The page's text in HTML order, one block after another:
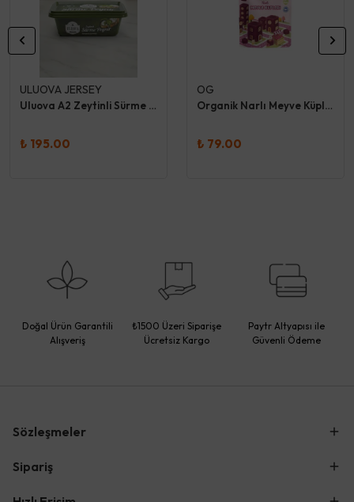
ULUOVA JERSEY
Uluova A2 Zeytinli Sürme Peynir
₺ 195.00
OG
Organik Narlı Meyve Küpleri 30 Gr
₺ 79.00
Doğal Ürün Garantili
Alışveriş
₺1500 Üzeri Siparişe
Ücretsiz Kargo
Paytr Altyapısı ile
Güvenli Ödeme
Sözleşmeler
Sipariş